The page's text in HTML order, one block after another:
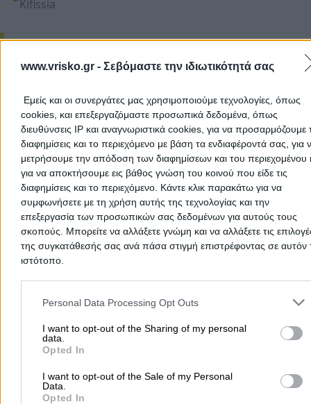
www.vrisko.gr - Σεβόμαστε την ιδιωτικότητά σας
Εμείς και οι συνεργάτες μας χρησιμοποιούμε τεχνολογίες, όπως
cookies, και επεξεργαζόμαστε προσωπικά δεδομένα, όπως
διευθύνσεις IP και αναγνωριστικά cookies, για να προσαρμόζουμε
διαφημίσεις και το περιεχόμενο με βάση τα ενδιαφέροντά σας, για
μετρήσουμε την απόδοση των διαφημίσεων και του περιεχομένου
για να αποκτήσουμε εις βάθος γνώση του κοινού που είδε τις
διαφημίσεις και το περιεχόμενο. Κάντε κλικ παρακάτω για να
συμφωνήσετε με τη χρήση αυτής της τεχνολογίας και την
επεξεργασία των προσωπικών σας δεδομένων για αυτούς τους
σκοπούς. Μπορείτε να αλλάξετε γνώμη και να αλλάξετε τις
της συγκατάθεσής σας ανά πάσα στιγμή επιστρέφοντας σε αυτόν
ιστότοπο.
Please note that this website/app uses one or more Google
and may gather and store information including but not limited to
to Google and its third-party tags to use your data for below
purposes in below Google consent section.
Personal Data Processing Opt Outs
I want to opt-out of the Sharing of my personal
data.
Opted In
I want to opt-out of the Sale of my Personal
Data.
Opted In
Kifissia
Add a Review
There aren't any reviews yet
This professional has not received any reviews yet. Be the
first to share your experience and help other users
right choice!